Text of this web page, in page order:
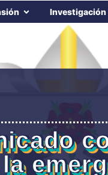
Investigación